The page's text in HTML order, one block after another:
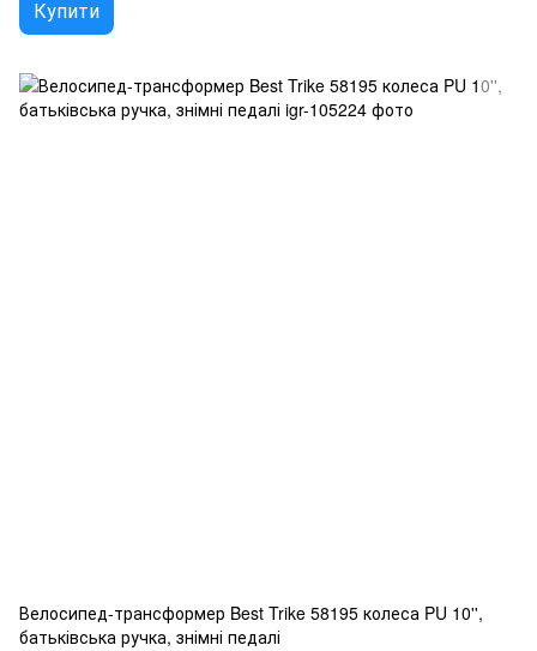
Купити
Велосипед-трансформер Best Trike 58195 колеса PU 10'',
батьківська ручка, знімні педалі